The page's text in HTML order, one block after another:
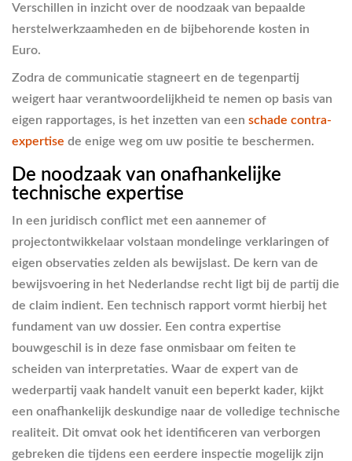
Verschillen in inzicht over de noodzaak van bepaalde
herstelwerkzaamheden en de bijbehorende kosten in
Euro.
Zodra de communicatie stagneert en de tegenpartij
weigert haar verantwoordelijkheid te nemen op basis van
eigen rapportages, is het inzetten van een schade contra-
expertise de enige weg om uw positie te beschermen.
De noodzaak van onafhankelijke
technische expertise
In een juridisch conflict met een aannemer of
projectontwikkelaar volstaan mondelinge verklaringen of
eigen observaties zelden als bewijslast. De kern van de
bewijsvoering in het Nederlandse recht ligt bij de partij die
de claim indient. Een technisch rapport vormt hierbij het
fundament van uw dossier. Een contra expertise
bouwgeschil is in deze fase onmisbaar om feiten te
scheiden van interpretaties. Waar de expert van de
wederpartij vaak handelt vanuit een beperkt kader, kijkt
een onafhankelijk deskundige naar de volledige technische
realiteit. Dit omvat ook het identificeren van verborgen
gebreken die tijdens een eerdere inspectie mogelijk zijn